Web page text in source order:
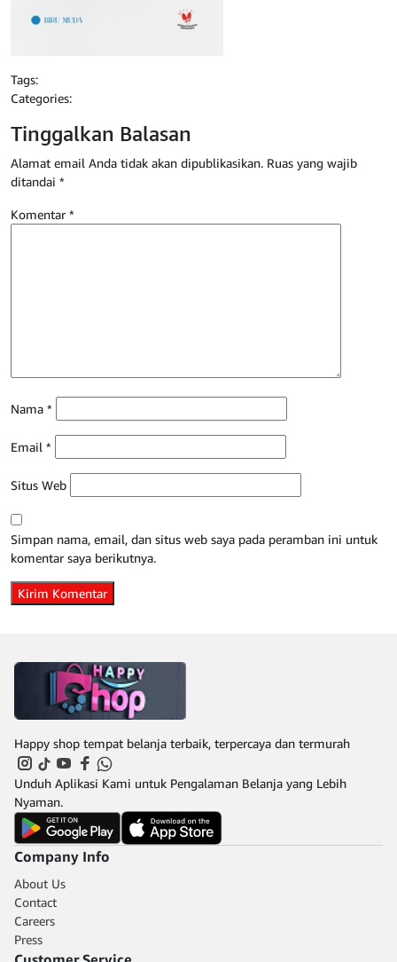
Tags:
Categories:
Tinggalkan Balasan
Alamat email Anda tidak akan dipublikasikan. Ruas yang wajib
ditandai *
Komentar *
Nama *
Email *
Situs Web
Simpan nama, email, dan situs web saya pada peramban ini untuk
komentar saya berikutnya.
Happy shop tempat belanja terbaik, terpercaya dan termurah
Unduh Aplikasi Kami untuk Pengalaman Belanja yang Lebih
Nyaman.
Company Info
About Us
Contact
Careers
Press